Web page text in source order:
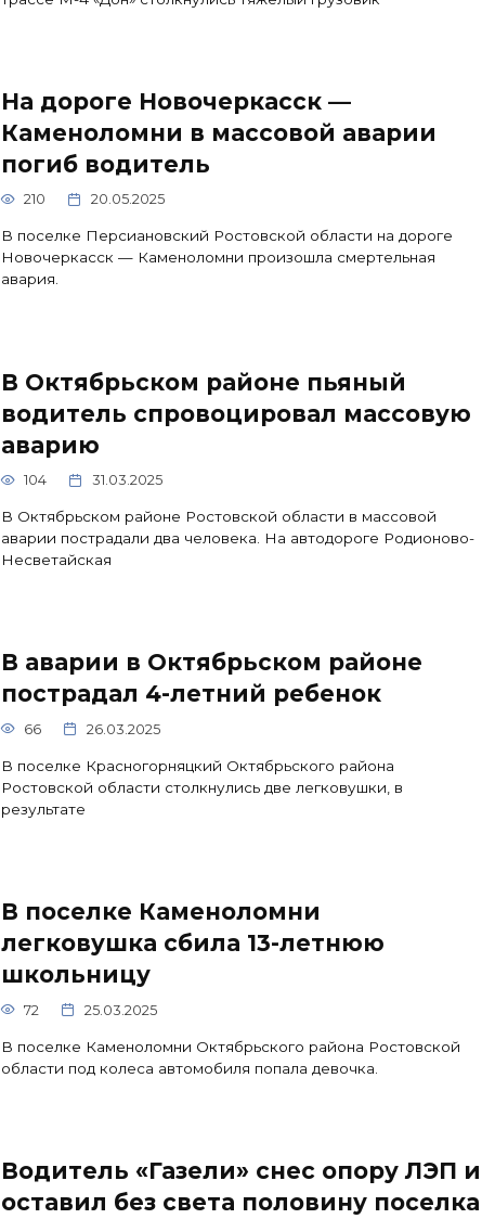
На дороге Новочеркасск —
Каменоломни в массовой аварии
погиб водитель
210 20.05.2025
В поселке Персиановский Ростовской области на дороге
Новочеркасск — Каменоломни произошла смертельная
авария.
В Октябрьском районе пьяный
водитель спровоцировал массовую
аварию
104 31.03.2025
В Октябрьском районе Ростовской области в массовой
аварии пострадали два человека. На автодороге Родионово-
Несветайская
В аварии в Октябрьском районе
пострадал 4-летний ребенок
66 26.03.2025
В поселке Красногорняцкий Октябрьского района
Ростовской области столкнулись две легковушки, в
результате
В поселке Каменоломни
легковушка сбила 13-летнюю
школьницу
72 25.03.2025
В поселке Каменоломни Октябрьского района Ростовской
области под колеса автомобиля попала девочка.
Водитель «Газели» снес опору ЛЭП и
оставил без света половину поселка